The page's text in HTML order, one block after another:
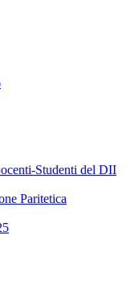
Studenti del DII
Paritetica